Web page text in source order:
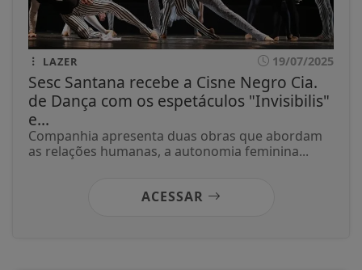
LAZER 19/07/2025
Sesc Santana recebe a Cisne Negro Cia.
de Dança com os espetáculos "Invisibilis"
e...
Companhia apresenta duas obras que abordam
as relações humanas, a autonomia feminina...
ACESSAR